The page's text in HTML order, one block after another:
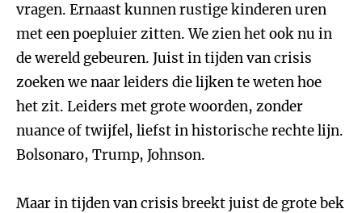
vragen. Ernaast kunnen rustige kinderen uren
met een poepluier zitten. We zien het ook nu in
de wereld gebeuren. Juist in tijden van crisis
zoeken we naar leiders die lijken te weten hoe
het zit. Leiders met grote woorden, zonder
nuance of twijfel, liefst in historische rechte lijn.
Bolsonaro, Trump, Johnson.
Maar in tijden van crisis breekt juist de grote bek